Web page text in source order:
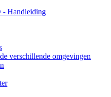
- Handleiding
verschillende omgevingen